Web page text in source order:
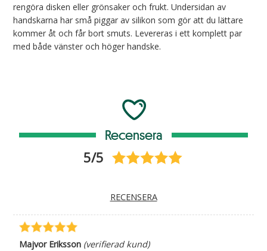
rengöra disken eller grönsaker och frukt. Undersidan av
handskarna har små piggar av silikon som gör att du lättare
kommer åt och får bort smuts. Levereras i ett komplett par
med både vänster och höger handske.
Recensera
5/5
RECENSERA
Majvor Eriksson (verifierad kund)